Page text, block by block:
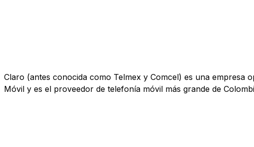
Claro (antes conocida como Telmex y Comcel) es una empresa
Móvil y es el proveedor de telefonía móvil más grande de